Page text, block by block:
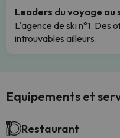
Leaders du voyage au
L'agence de ski n°1. Des
introuvables ailleurs.
Equipements et
Restaurant